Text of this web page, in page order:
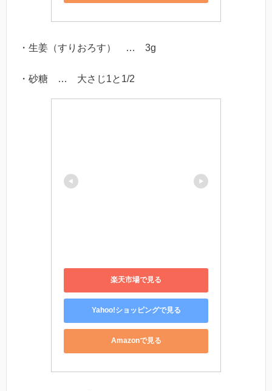
・生姜（すりおろす） … 3g
・砂糖 … 大さじ1と1/2
楽天市場で見る
Yahoo!ショッピングで見る
Amazonで見る